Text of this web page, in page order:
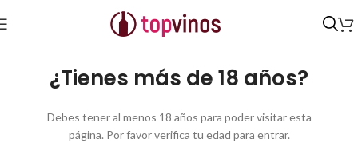
¿Tienes más de 18 años?
Debes tener al menos 18 años para poder visitar esta
página. Por favor verifica tu edad para entrar.
Inicio Destilados y licores /Ginebras